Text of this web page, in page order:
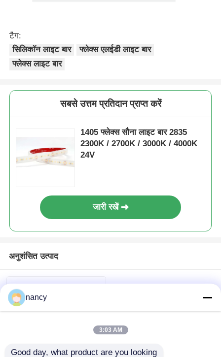
उच्च दक्षता एलईडी पट्टी
एलईडी प्रकाश जुड़नार
लचीली एलईडी लाइट शीट
टैग:
सिलिकॉन लाइट बार
फ्लेक्स एलईडी लाइट बार
फ्लेक्स लाइट बार
सबसे उत्तम प्रतिदान प्राप्त करें
1405 फ्लेक्स सौना लाइट बार 2835
2300K / 2700K / 3000K / 4000K
24V
जारी रखें
अनुशंसित उत्पाद
nancy
3:03 AM
Good day, what product are you looking